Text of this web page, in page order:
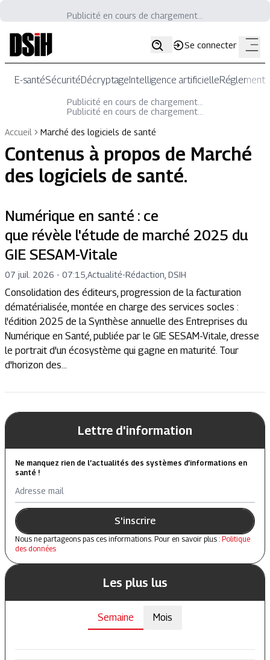
Publicité en cours de chargement...
Se connecter
E-santéSécuritéDécryptageIntelligence artificielle
Publicité en cours de chargement...
Publicité en cours de chargement...
Accueil
Marché des logiciels de santé
Contenus à propos de Marché
des logiciels de santé.
Numérique en santé : ce
que révèle l'étude de marché 2025 du
GIE SESAM-Vitale
07 juil. 2026 - 07:15 Actualité-Rédaction, DSIH
Consolidation des éditeurs, progression de la facturation
dématérialisée, montée en charge des services socles :
l'édition 2025 de la Synthèse annuelle des Entreprises du
Numérique en Santé, publiée par le GIE SESAM-Vitale, dresse
le portrait d'un écosystème qui gagne en maturité. Tour
d'horizon des...
Lettre d'information
Ne manquez rien de l’actualités des systèmes d’informations en
santé !
Adresse mail
S'inscrire
Nous ne partageons pas ces informations. Pour en savoir plus : Politique
des données
Les plus lus
Semaine Mois